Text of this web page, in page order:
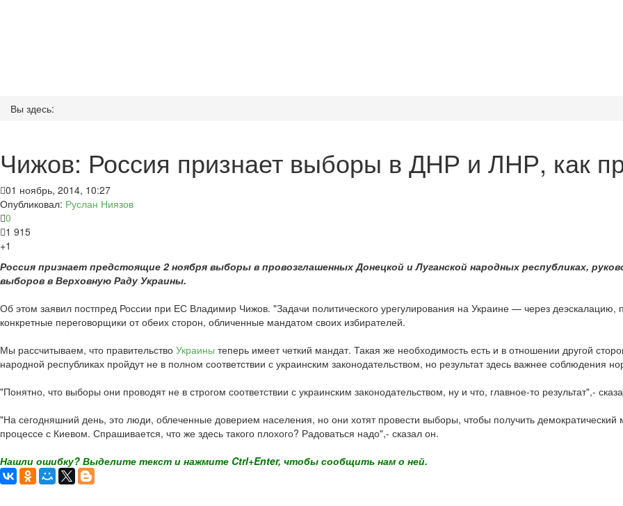
Вы здесь:
Чижов: Россия признает выборы в ДНР и ЛНР, как
01 ноябрь, 2014, 10:27
Опубликовал: Руслан Ниязов
0
1 915
+1
Россия признает предстоящие 2 ноября выборы в провозглашенных Донецкой и Луганской народных республиках,
выборов в Верховную Раду Украины.
Об этом заявил постпред России при ЕС Владимир Чижов. "Задачи политического урегулирования на Украине — через
конкретные переговорщики от обеих сторон, обличенные мандатом своих избирателей.
Мы рассчитываем, что правительство Украины теперь имеет четкий мандат. Такая же необходимость есть и в отношении другой
народной республиках пройдут не в полном соответствии с украинским законодательством, но результат здесь важнее
"Понятно, что выборы они проводят не в строгом соответствии с украинским законодательством, ну и что, главное-то результат",-
"На сегодняшний день, это люди, облеченные доверием населения, но они хотят провести выборы, чтобы получить демократический
процессе с Киевом. Спрашивается, что же здесь такого плохого? Радоваться надо",- сказал он.
Нашли ошибку? Выделите текст и нажмите Ctrl+Enter, чтобы сообщить нам о ней.